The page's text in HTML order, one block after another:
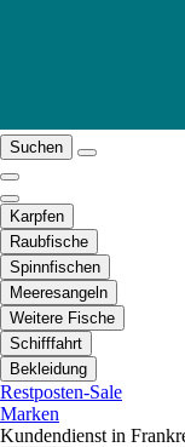
Suchen
Karpfen
Raubfische
Spinnfischen
Meeresangeln
Weitere Fische
Schifffahrt
Bekleidung
Restposten-Sale
Marken
Kundendienst in